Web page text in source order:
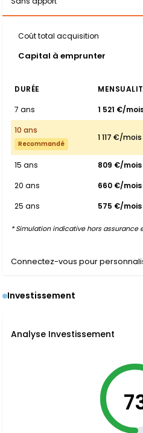
Coût total acquisition
Capital à emprunter
DURÉE
7 ans
1 521 €/
10 ans
Recommandé
1 117 €/mois
15 ans 809 €/mois
20 ans
660 €/mois
25 ans
575 €/mois
* Simulation indicative hors assurance
Connectez-vous pour
Investissement
Analyse Investissement